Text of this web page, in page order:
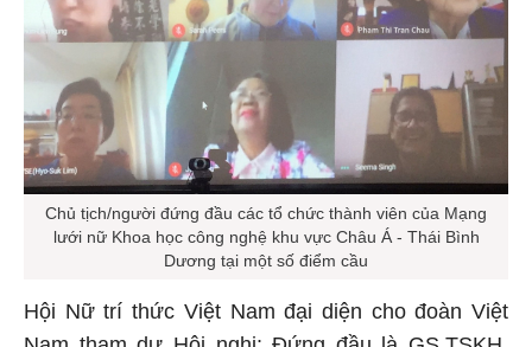
Chủ tịch/người đứng đầu các tổ chức thành viên của Mạng
lưới nữ Khoa học công nghệ khu vực Châu Á - Thái Bình
Dương tại một số điểm cầu
Hội Nữ trí thức Việt Nam đại diện cho đoàn Việt